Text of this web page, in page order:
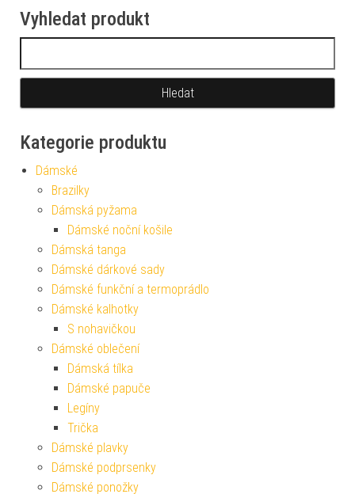
Vyhledat produkt
Kategorie produktu
Dámské
Brazilky
Dámská pyžama
Dámské noční košile
Dámská tanga
Dámské dárkové sady
Dámské funkční a termoprádlo
Dámské kalhotky
S nohavičkou
Dámské oblečení
Dámská tílka
Dámské papuče
Legíny
Trička
Dámské plavky
Dámské podprsenky
Dámské ponožky